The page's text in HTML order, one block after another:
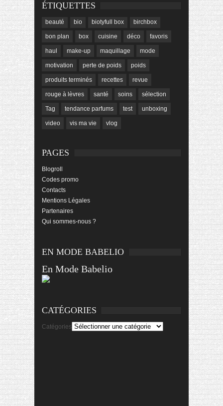
ÉTIQUETTES
beauté bio biotyfull box birchbox
bon plan box cuisine déco favoris
haul make-up maquillage mode
motivation perte de poids poids
produits terminés recettes revue
rouge à lèvres santé soins sélection
Tag tendance parfums test unboxing
video vis ma vie vlog
PAGES
Blogroll
Codes promo
Contacts
Mentions Légales
Partenaires
Qui sommes-nous ?
EN MODE BABELIO
En Mode Babelio
CATÉGORIES
Catégories